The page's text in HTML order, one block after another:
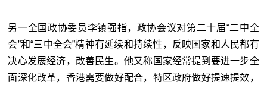
另一全国政协委员李镇强指，政协会议对第二十届“二中全
会”和“三中全会”精神有延续和持续性，反映国家和人民都有
决心发展经济，改善民生。他又称国家经常提到要进一步全
面深化改革，香港需要做好配合，特区政府做好提速提效，